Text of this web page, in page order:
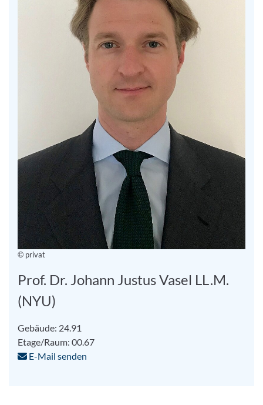
© privat
Prof. Dr. Johann Justus Vasel LL.M.
(NYU)
Gebäude: 24.91
Etage/Raum: 00.67
E-Mail senden